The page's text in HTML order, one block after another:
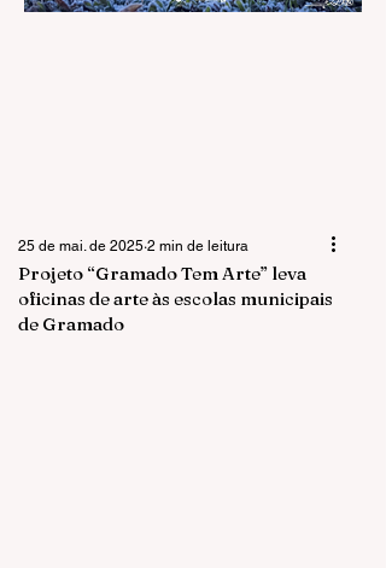
Projeto “Gramado Tem Arte” leva
oficinas de arte às escolas municipais
de Gramado
25 de mai. de 2025 2 min de leitura